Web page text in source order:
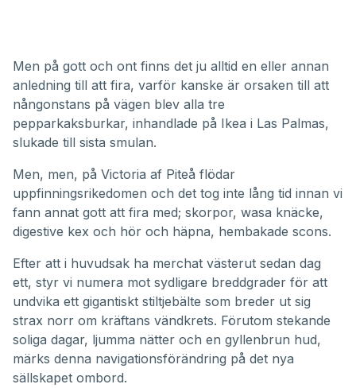
Men på gott och ont finns det ju alltid en eller annan
anledning till att fira, varför kanske är orsaken till att
nångonstans på vägen blev alla tre
pepparkaksburkar, inhandlade på Ikea i Las Palmas,
slukade till sista smulan.
Men, men, på Victoria af Piteå flödar
uppfinningsrikedomen och det tog inte lång tid innan vi
fann annat gott att fira med; skorpor, wasa knäcke,
digestive kex och hör och häpna, hembakade scons.
Efter att i huvudsak ha merchat västerut sedan dag
ett, styr vi numera mot sydligare breddgrader för att
undvika ett gigantiskt stiltjebälte som breder ut sig
strax norr om kräftans vändkrets. Förutom stekande
soliga dagar, ljumma nätter och en gyllenbrun hud,
märks denna navigationsförändring på det nya
sällskapet ombord.